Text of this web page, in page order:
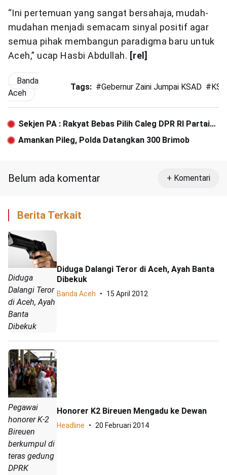
“Ini pertemuan yang sangat bersahaja, mudah-
mudahan menjadi semacam sinyal positif agar
semua pihak membangun paradigma baru untuk
Aceh,” ucap Hasbi Abdullah. [rel]
Banda
Aceh
Tags: #Gebernur Zaini Jumpai KSAD #
Sekjen PA : Rakyat Bebas Pilih Caleg DPR RI Partai
Manapun
Amankan Pileg, Polda Datangkan 300 Brimob
Belum ada komentar + Komentari
Berita Terkait
Diduga
Dalangi Teror
di Aceh, Ayah
Banta
Dibekuk
Diduga Dalangi Teror di Aceh, Ayah Banta
Dibekuk
Banda Aceh 15 April 2012
Pegawai
honorer K-2
Bireuen
berkumpul di
teras gedung
DPRK
Honorer K2 Bireuen Mengadu ke Dewan
Headline 20 Februari 2014